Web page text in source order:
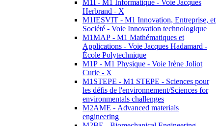
M1I - M1 Informatique - Voie Jacques
Herbrand - X
M1IESVIT - M1 Innovation, Entreprise, et
Société - Voie Innovation technologique
M1MAP - M1 Mathématiques et
Applications - Voie Jacques Hadamard -
École Polytechnique
M1P - M1 Physique - Voie Irène Joliot
Curie - X
M1STEPE - M1 STEPE - Sciences pour
les défis de l'environnement/Sciences for
environmentals challenges
M2AME - Advanced materials
engineering